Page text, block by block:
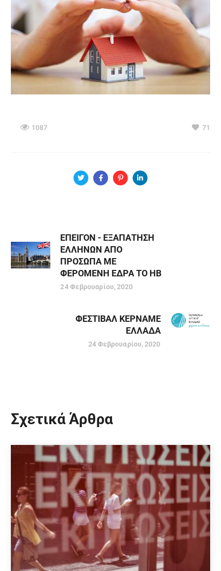
1087 71
ΕΠΕΙΓΟΝ - ΕΞΑΠΑΤΗΣΗ
ΕΛΛΗΝΩΝ ΑΠΟ
ΠΡΟΣΩΠΑ ΜΕ
ΦΕΡΟΜΕΝΗ ΕΔΡΑ ΤΟ ΗΒ
24 Φεβρουαρίου, 2020
ΦΕΣΤΙΒΑΛ ΚΕΡΝΑΜΕ
ΕΛΛΑΔΑ
24 Φεβρουαρίου, 2020
Σχετικά Άρθρα